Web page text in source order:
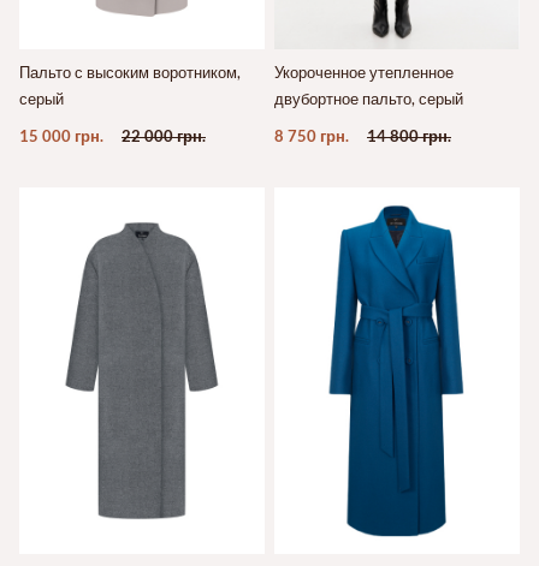
Пальто с высоким воротником,
серый
15 000 грн.
22 000 грн.
Укороченное утепленное
двубортное пальто, серый
8 750 грн.
14 800 грн.